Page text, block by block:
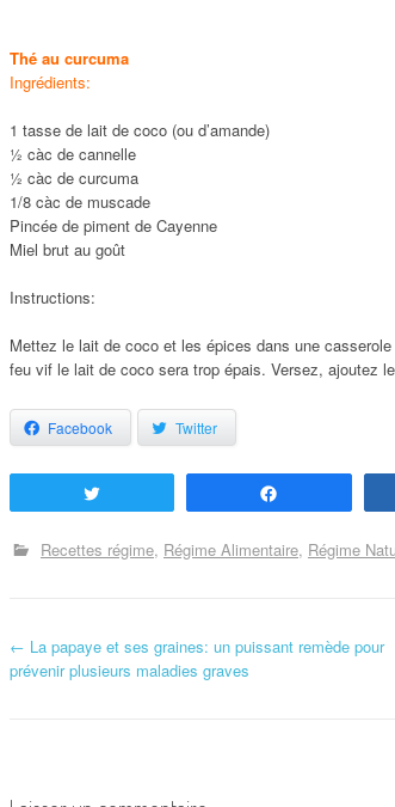
Thé au curcuma
Ingrédients:
1 tasse de lait de coco (ou d’amande)
½ càc de cannelle
½ càc de curcuma
1/8 càc de muscade
Pincée de piment de Cayenne
Miel brut au goût
Instructions:
Mettez le lait de coco et les épices dans une
feu vif le lait de coco sera trop épais. Versez, ajoutez
Facebook Twitter
Recettes régime Régime Alimentaire Régime
Navigation d'article
← La papaye et ses graines: un puissant remède pour
prévenir plusieurs maladies graves